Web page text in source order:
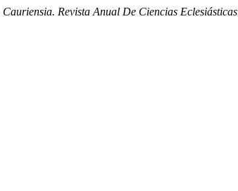
Cauriensia. Revista Anual De Ciencias Eclesiásticas